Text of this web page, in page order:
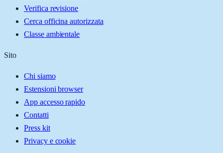
Verifica revisione
Cerca officina autorizzata
Classe ambientale
Sito
Chi siamo
Estensioni browser
App accesso rapido
Contatti
Press kit
Privacy e cookie